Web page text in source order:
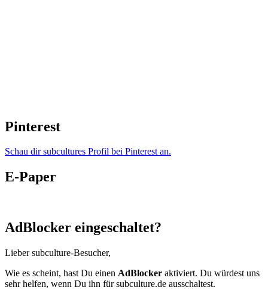
Pinterest
Schau dir subcultures Profil bei Pinterest an.
E-Paper
AdBlocker eingeschaltet?
Lieber subculture-Besucher,
Wie es scheint, hast Du einen AdBlocker aktiviert. Du würdest uns
sehr helfen, wenn Du ihn für subculture.de ausschaltest.